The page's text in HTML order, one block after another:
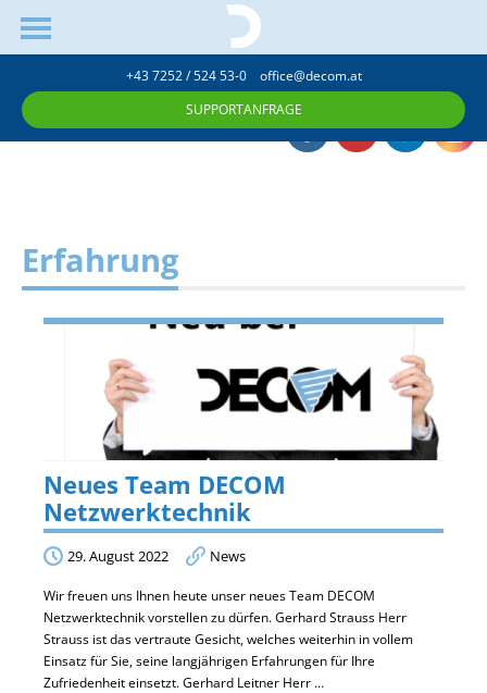
+43 7252 / 524 53-0 office@decom.at
SUPPORTANFRAGE
Erfahrung
Neues Team DECOM
Netzwerktechnik
29. August 2022 News
Wir freuen uns Ihnen heute unser neues Team DECOM
Netzwerktechnik vorstellen zu dürfen. Gerhard Strauss Herr
Strauss ist das vertraute Gesicht, welches weiterhin in vollem
Einsatz für Sie, seine langjährigen Erfahrungen für Ihre
Zufriedenheit einsetzt. Gerhard Leitner Herr …